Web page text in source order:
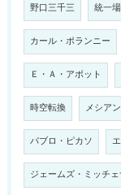
野口三千三 統一
カール・ポランニー
Ｅ・Ａ・アボット
時空転換 メシアン
パブロ・ピカソ
ジェームズ・ミッチ